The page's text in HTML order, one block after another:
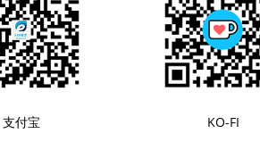
支付宝 KO-FI